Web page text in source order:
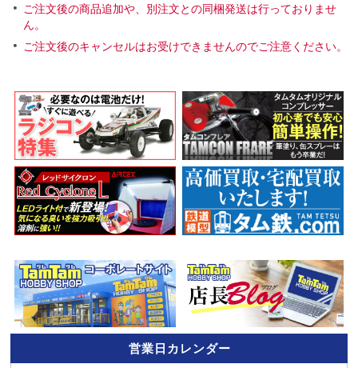
ご注文後の商品追加や、別注文との同梱発送は行っておりませ
ん。
ご注文後のキャンセルはお受けできませんのでご注意ください。
営業日カレンダー